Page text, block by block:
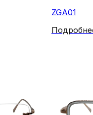
ZGA01